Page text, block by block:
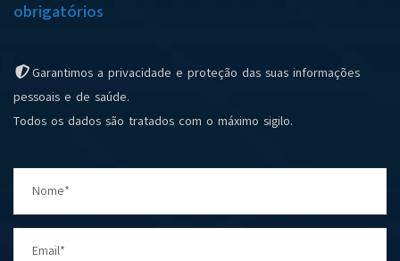
obrigatórios
Garantimos a privacidade e proteção das suas informações
pessoais e de saúde.
Todos os dados são tratados com o máximo sigilo.
Nome*
Email*